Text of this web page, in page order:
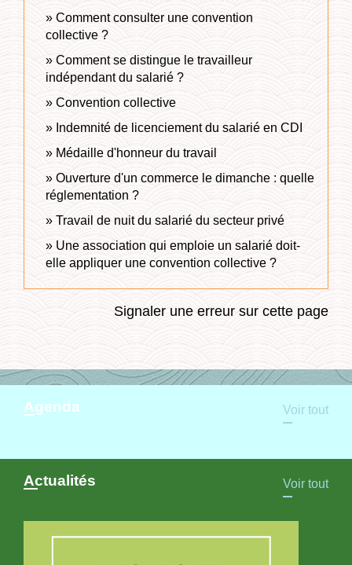
Comment consulter une convention
collective ?
Comment se distingue le travailleur
indépendant du salarié ?
Convention collective
Indemnité de licenciement du salarié en CDI
Médaille d'honneur du travail
Ouverture d'un commerce le dimanche : quelle
réglementation ?
Travail de nuit du salarié du secteur privé
Une association qui emploie un salarié doit-
elle appliquer une convention collective ?
Signaler une erreur sur cette page
Agenda Voir tout
Actualités Voir tout